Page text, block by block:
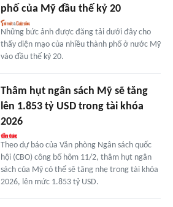
phố của Mỹ đầu thế kỷ 20
Những bức ảnh được đăng tải dưới đây cho
thấy diện mạo của nhiều thành phố ở nước Mỹ
vào đầu thế kỷ 20.
Thâm hụt ngân sách Mỹ sẽ tăng
lên 1.853 tỷ USD trong tài khóa
2026
Theo dự báo của Văn phòng Ngân sách quốc
hội (CBO) công bố hôm 11/2, thâm hụt ngân
sách của Mỹ có thể sẽ tăng nhẹ trong tài khóa
2026, lên mức 1.853 tỷ USD.